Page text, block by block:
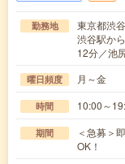
勤務地
東京都渋
渋谷駅か
12分／池
曜日頻度 月～金
時間 10:00～
期間
＜急募＞
OK！